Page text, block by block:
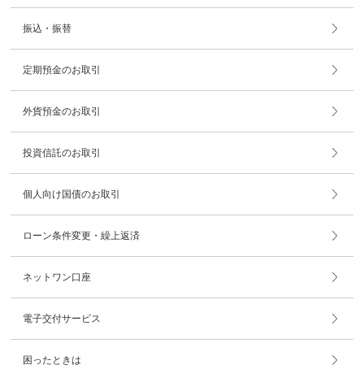
振込・振替
定期預金のお取引
外貨預金のお取引
投資信託のお取引
個人向け国債のお取引
ローン条件変更・繰上返済
ネットワン口座
電子交付サービス
困ったときは